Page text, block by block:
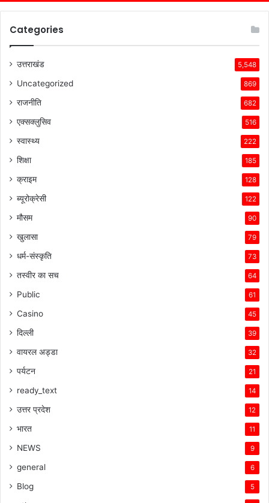
Categories
उत्तराखंड 5,548
Uncategorized 869
राजनीति 682
एक्सक्लुसिव 516
स्वास्थ्य 222
शिक्षा 185
क्राइम 128
ब्यूरोक्रेसी 122
मौसम 90
खुलासा 79
धर्म-संस्कृति 73
तस्वीर का सच 64
Public 61
Casino 45
दिल्ली 39
वायरल अड्डा 32
पर्यटन 21
ready_text 14
उत्तर प्रदेश 12
भारत 11
NEWS 9
general 6
Blog 5